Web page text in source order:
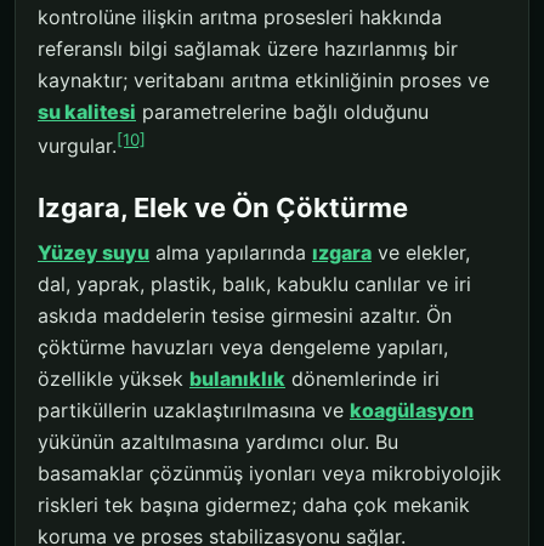
kontrolüne ilişkin arıtma prosesleri hakkında
referanslı bilgi sağlamak üzere hazırlanmış bir
kaynaktır; veritabanı arıtma etkinliğinin proses ve
su kalitesi parametrelerine bağlı olduğunu
vurgular.[10]
Izgara, Elek ve Ön Çöktürme
Yüzey suyu alma yapılarında ızgara ve elekler,
dal, yaprak, plastik, balık, kabuklu canlılar ve iri
askıda maddelerin tesise girmesini azaltır. Ön
çöktürme havuzları veya dengeleme yapıları,
özellikle yüksek bulanıklık dönemlerinde iri
partiküllerin uzaklaştırılmasına ve koagülasyon
yükünün azaltılmasına yardımcı olur. Bu
basamaklar çözünmüş iyonları veya mikrobiyolojik
riskleri tek başına gidermez; daha çok mekanik
koruma ve proses stabilizasyonu sağlar.